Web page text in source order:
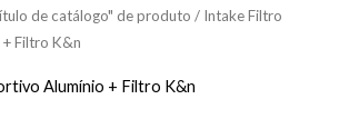
de catálogo" de produto / Intake Filtro
Filtro K&n
Alumínio + Filtro K&n